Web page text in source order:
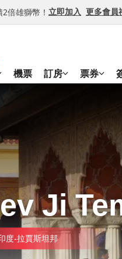
倍雄獅幣！ 立即加入 更多會員
機票 訂房 票券
Ji
度-拉賈斯坦邦